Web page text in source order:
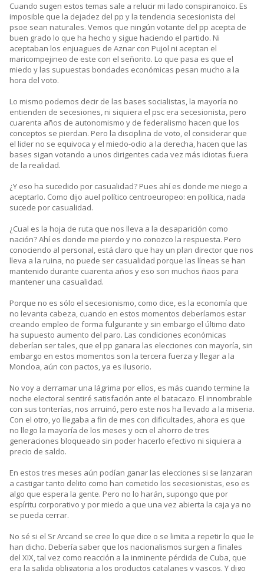
Cuando sugen estos temas sale a relucir mi lado conspiranoico. Es
imposible que la dejadez del pp y la tendencia secesionista del
psoe sean naturales. Vemos que ningún votante del pp acepta de
buen grado lo que ha hecho y sigue haciendo el partido. Ni
aceptaban los enjuagues de Aznar con Pujol ni aceptan el
maricompejineo de este con el señorito. Lo que pasa es que el
miedo y las supuestas bondades económicas pesan mucho a la
hora del voto.
Lo mismo podemos decir de las bases socialistas, la mayoría no
entienden de secesiones, ni siquiera el psc era secesionista, pero
cuarenta años de autonomismo y de federalismo hacen que los
conceptos se pierdan. Pero la disciplina de voto, el considerar que
el lider no se equivoca y el miedo-odio a la derecha, hacen que las
bases sigan votando a unos dirigentes cada vez más idiotas fuera
de la realidad.
¿Y eso ha sucedido por casualidad? Pues ahí es donde me niego a
aceptarlo. Como dijo auel político centroeuropeo: en política, nada
sucede por casualidad.
¿Cual es la hoja de ruta que nos lleva a la desaparición como
nación? Ahí es donde me pierdo y no conozco la respuesta. Pero
conociendo al personal, está claro que hay un plan director que nos
lleva a la ruina, no puede ser casualidad porque las líneas se han
mantenido durante cuarenta años y eso son muchos ñaos para
mantener una casualidad.
Porque no es sólo el secesionismo, como dice, es la economía que
no levanta cabeza, cuando en estos momentos deberíamos estar
creando empleo de forma fulgurante y sin embargo el último dato
ha supuesto aumento del paro. Las condiciones económicas
deberían ser tales, que el pp ganara las elecciones con mayoría, sin
embargo en estos momentos son la tercera fuerza y llegar a la
Moncloa, aún con pactos, ya es ilusorio.
No voy a derramar una lágrima por ellos, es más cuando termine la
noche electoral sentiré satisfación ante el batacazo. El innombrable
con sus tonterías, nos arruinó, pero este nos ha llevado a la miseria.
Con el otro, yo llegaba a fin de mes con dificultades, ahora es que
no llego la mayoría de los meses y ocn el ahorro de tres
generaciones bloqueado sin poder hacerlo efectivo ni siquiera a
precio de saldo.
En estos tres meses aún podían ganar las elecciones si se lanzaran
a castigar tanto delito como han cometido los secesionistas, eso es
algo que espera la gente. Pero no lo harán, supongo que por
espíritu corporativo y por miedo a que una vez abierta la caja ya no
se pueda cerrar.
No sé si el Sr Arcand se cree lo que dice o se limita a repetir lo que le
han dicho. Debería saber que los nacionalismos surgen a finales
del XIX, tal vez como reacción a la inminente pérdida de Cuba, que
era la salida obligatoria a los productos catalanes y vascos. Y digo